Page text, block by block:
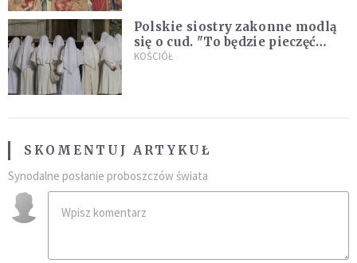
Polskie siostry zakonne modlą
się o cud. "To będzie pieczęć
Pana Boga dla naszej wiary"
KOŚCIÓŁ
SKOMENTUJ ARTYKUŁ
Synodalne posłanie proboszczów świata